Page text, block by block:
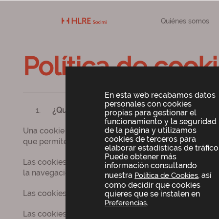
Quiénes somos
Política de
¿Qué son las cookies?
Una cookie es un pequeño archivo que se
que permiten a éstas reconocer a sus usuarios.
Las cookies actualmente son esenciales para el
la navegación y su usabilidad.
Las cookies ayudan a adaptar las webs,
Las cookies no pueden dañar su equipo. En
En esta web recabamos datos
personales con cookies
propias para gestionar el
funcionamiento y la seguridad
de la página y utilizamos
cookies de terceros para
elaborar estadísticas de
Puede obtener más
información consultando
nuestra Política de Cookies, así
como decidir que cookies
quieres que se instalen en
Preferencias.